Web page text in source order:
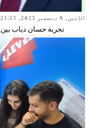
الإثنين, 8 ديسمبر 2025, 23:55
تجربة حسان دياب